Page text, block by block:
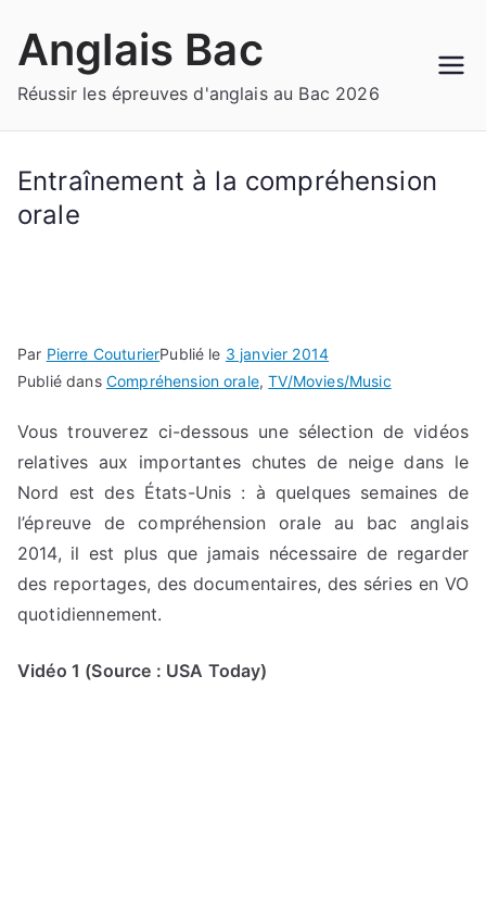
Anglais Bac
Réussir les épreuves d'anglais au Bac 2026
Entraînement à la compréhension
orale
Par Pierre CouturierPublié le 3 janvier 2014
Publié dans Compréhension orale,TV/Movies/Music
Vous trouverez ci-dessous une sélection de vidéos
relatives aux importantes chutes de neige dans le
Nord est des États-Unis : à quelques semaines de
l’épreuve de compréhension orale au bac anglais
2014, il est plus que jamais nécessaire de regarder
des reportages, des documentaires, des séries en VO
quotidiennement.
Vidéo 1 (Source : USA Today)